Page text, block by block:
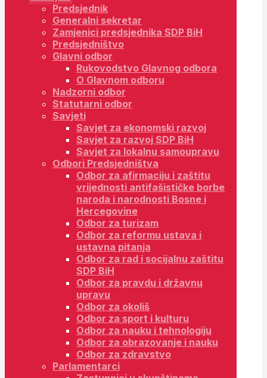
Predsjednik
Generalni sekretar
Zamjenici predsjednika SDP BiH
Predsjedništvo
Glavni odbor
Rukovodstvo Glavnog odbora
O Glavnom odboru
Nadzorni odbor
Statutarni odbor
Savjeti
Savjet za ekonomski razvoj
Savjet za razvoj SDP BiH
Savjet za lokalnu samoupravu
Odbori Predsjedništva
Odbor za afirmaciju i zaštitu
vrijednosti antifašističke borbe
naroda i narodnosti Bosne i
Hercegovine
Odbor za turizam
Odbor za reformu ustava i
ustavna pitanja
Odbor za rad i socijalnu zaštitu
SDP BiH
Odbor za pravdu i državnu
upravu
Odbor za okoliš
Odbor za sport i kulturu
Odbor za nauku i tehnologiju
Odbor za obrazovanje i nauku
Odbor za zdravstvo
Parlamentarci